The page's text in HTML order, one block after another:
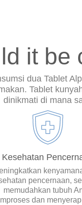
it be
dua Tablet
Tablet
dinikmati di mana
Kesehatan
pencernaan,
memudahkan tubuh
dan